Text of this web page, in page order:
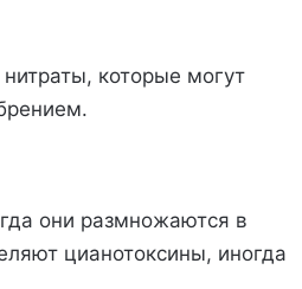
которые могут
они размножаются в
цианотоксины, иногда